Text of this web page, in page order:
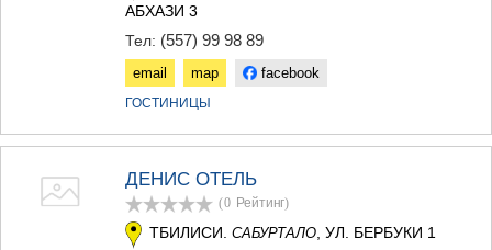
АБХАЗИ 3
Тел: (557) 99 98 89
email map facebook
ГОСТИНИЦЫ
ДЕНИС ОТЕЛЬ
(0 Рейтинг)
ТБИЛИСИ. САБУРТАЛО , УЛ. БЕРБУКИ 1